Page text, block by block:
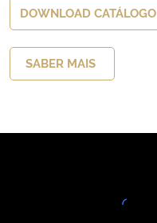
DOWNLOAD CATÁLOGO
SABER MAIS